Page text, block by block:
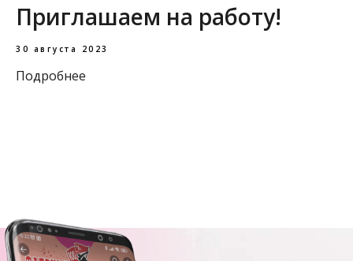
Приглашаем на работу!
30 августа 2023
Подробнее